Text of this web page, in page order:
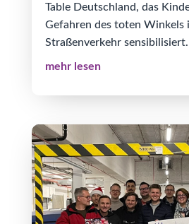
Table Deutschland, das
Gefahren des toten Winkels
Straßenverkehr sensibilisiert.
mehr lesen